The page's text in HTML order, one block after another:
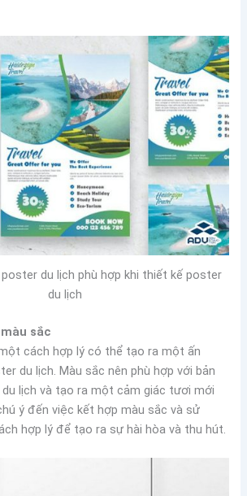
du lịch phù hợp khi thiết kế poster
du lịch
sắc
cách hợp lý có thể tạo ra một ấn
du lịch. Màu sắc nên phù hợp với bản
lịch và tạo ra một cảm giác tươi mới
ý đến việc kết hợp màu sắc và sử
hợp lý để tạo ra sự hài hòa và thu hút.